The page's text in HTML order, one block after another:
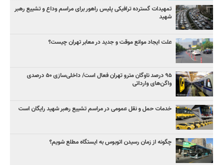
تمهیدات گسترده ترافیکی پلیس راهور برای مراسم وداع و تشییع رهبر
شهید
علت ایجاد موانع موقت و جدید در معابر تهران چیست؟
۹۵ درصد ناوگان مترو تهران فعال است/ داخلی‌سازی ۵۰ درصدی
واگن‌های وارداتی
خدمات حمل و نقل عمومی در مراسم تشییع رهبر شهید رایگان است
چگونه از زمان رسیدن اتوبوس به ایستگاه مطلع شویم؟